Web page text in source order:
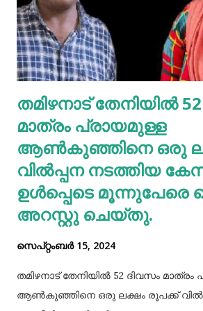
പ്യൂരിനുകൾ കാണപ്പെടുന്നു , അവ
രൂപപ്പെടുകയും വിഘടിപ്പിക്കുകയും
സാധാരണയായി, നിങ്ങളുടെ ശരീരം
വൃക്കകളിലൂടെയും മൂത്രത്തിലൂടെയും
ഫിൽട്ടർ ചെയ്യുന്നു. നിങ്ങൾ
കഴിക്കുകയോ ഈ ഉപോൽപ്പന്നം
ചെയ്താൽ നിങ്ങളുടെ ശരീരത്തിന്
യൂറിക് ആസിഡ് നിങ്ങളുടെ രക്തത്തിൽ
തമിഴനാട് തേനിയില്‍
മാത്രം പ്രായമുള്ള
ആണ്‍കുഞ്ഞിനെ ഒരു
വില്‍പ്പന നടത്തിയ
ഉള്‍പ്പെടെ
അറസ്റ്റു ചെയ്തു.
സെപ്റ്റംബർ 15, 2024
തമിഴനാട് തേനിയില്‍ 52 ദിവസം
ആണ്‍കുഞ്ഞിനെ ഒരു ലക്ഷം രൂപക്ക്